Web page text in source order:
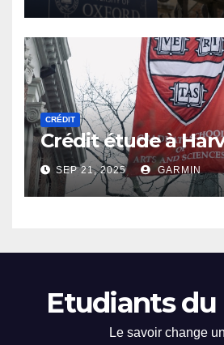
CRÉDIT
Crédit étude à
SEP 21, 2025 GARMIN
Etudiants
Le savoir change